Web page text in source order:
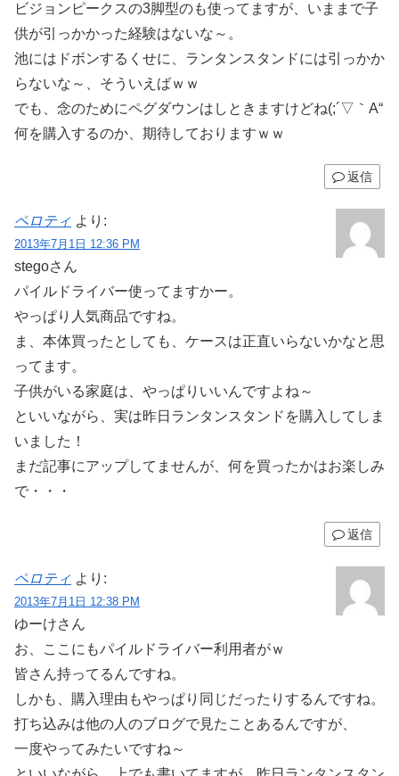
ビジョンピークスの3脚型のも使ってますが、いままで子
供が引っかかった経験はないな～。
池にはドボンするくせに、ランタンスタンドには引っかか
らないな～、そういえばｗｗ
でも、念のためにペグダウンはしときますけどね(;´▽｀A“
何を購入するのか、期待しておりますｗｗ
返信
ペロティ より:
2013年7月1日 12:36 PM
stegoさん
パイルドライバー使ってますかー。
やっぱり人気商品ですね。
ま、本体買ったとしても、ケースは正直いらないかなと思
ってます。
子供がいる家庭は、やっぱりいいんですよね～
といいながら、実は昨日ランタンスタンドを購入してしま
いました！
まだ記事にアップしてませんが、何を買ったかはお楽しみ
で・・・
返信
ペロティ より:
2013年7月1日 12:38 PM
ゆーけさん
お、ここにもパイルドライバー利用者がｗ
皆さん持ってるんですね。
しかも、購入理由もやっぱり同じだったりするんですね。
打ち込みは他の人のブログで見たことあるんですが、
一度やってみたいですね～